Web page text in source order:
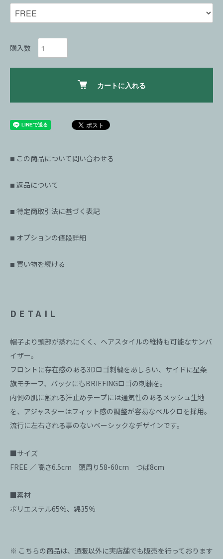
購入数
カートに入れる
■ この商品について問い合わせる
■ 返品について
■ 特定商取引法に基づく表記
■ オプションの値段詳細
■ 買い物を続ける
DETAIL
帽子より頭部が蒸れにくく、ヘアスタイルの維持も可能なサンバ
イザー。
フロントに存在感のある3Dロゴ刺繍をあしらい、サイドに星条
旗モチーフ、バックにもBRIEFINGロゴの刺繍を。
内側の肌に触れる汗止めテープには通気性のあるメッシュ生地
を、アジャスターはフィット感の調整が容易なベルクロを採用。
流行に左右される事のないベーシックなデザインです。
■サイズ
FREE ／ 高さ6.5cm 頭周り58-60cm つば8cm
■素材
ポリエステル65％、綿35％
※ こちらの商品は、通販以外に実店舗でも販売を行っております